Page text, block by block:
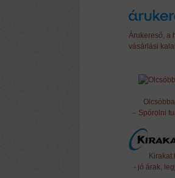
Árukereső, a
vásárlási
– Spórolni
- jó árak,